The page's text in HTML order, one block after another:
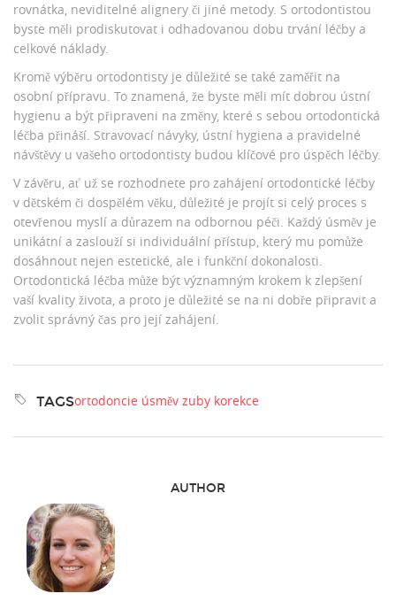
rovnátka, neviditelné alignery či jiné metody. S ortodontistou
byste měli prodiskutovat i odhadovanou dobu trvání léčby a
celkové náklady.
Kromě výběru ortodontisty je důležité se také zaměřit na
osobní přípravu. To znamená, že byste měli mít dobrou ústní
hygienu a být připraveni na změny, které s sebou ortodontická
léčba přináší. Stravovací návyky, ústní hygiena a pravidelné
návštěvy u vašeho ortodontisty budou klíčové pro úspěch léčby.
V závěru, ať už se rozhodnete pro zahájení ortodontické léčby
v dětském či dospělém věku, důležité je projít si celý proces s
otevřenou myslí a důrazem na odbornou péči. Každý úsměv je
unikátní a zaslouží si individuální přístup, který mu pomůže
dosáhnout nejen estetické, ale i funkční dokonalosti.
Ortodontická léčba může být významným krokem k zlepšení
vaší kvality života, a proto je důležité se na ni dobře připravit a
zvolit správný čas pro její zahájení.
TAGSortodoncie úsměv zuby korekce
AUTHOR